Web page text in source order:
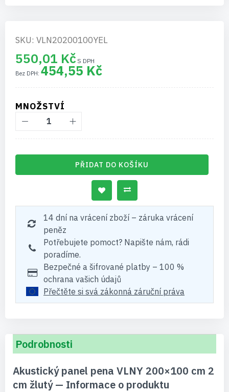
SKU: VLN20200100YEL
550,01 Kč
454,55 Kč
MNOŽSTVÍ
PŘIDAT DO KOŠÍKU
14 dní na vrácení zboží – záruka vrácení
peněz
Potřebujete pomoct? Napište nám, rádi
poradíme.
Bezpečné a šifrované platby – 100 %
ochrana vašich údajů
Přečtěte si svá zákonná záruční práva
Podrobnosti
Akustický panel pena VLNY 200×100 cm 2
cm žlutý — Informace o produktu